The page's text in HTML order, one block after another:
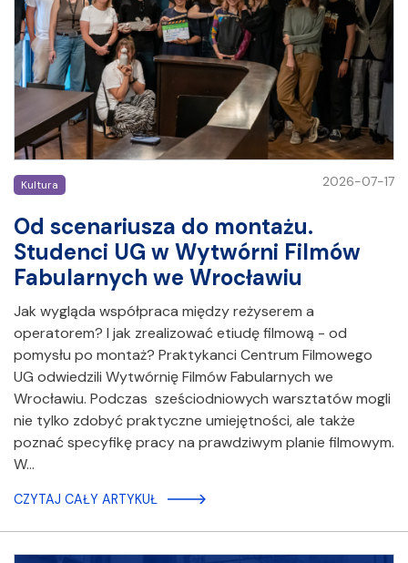
Kultura 2026-07-17
Od scenariusza do montażu.
Studenci UG w Wytwórni Filmów
Fabularnych we Wrocławiu
Jak wygląda współpraca między reżyserem a
operatorem? I jak zrealizować etiudę filmową - od
pomysłu po montaż? Praktykanci Centrum Filmowego
UG odwiedzili Wytwórnię Filmów Fabularnych we
Wrocławiu. Podczas sześciodniowych warsztatów mogli
nie tylko zdobyć praktyczne umiejętności, ale także
poznać specyfikę pracy na prawdziwym planie filmowym.
W…
CZYTAJ CAŁY ARTYKUŁ